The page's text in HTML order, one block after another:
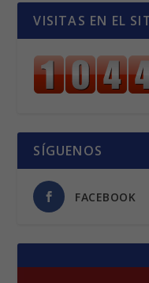
VISITAS EN EL
SÍGUENOS
FACEBOOK